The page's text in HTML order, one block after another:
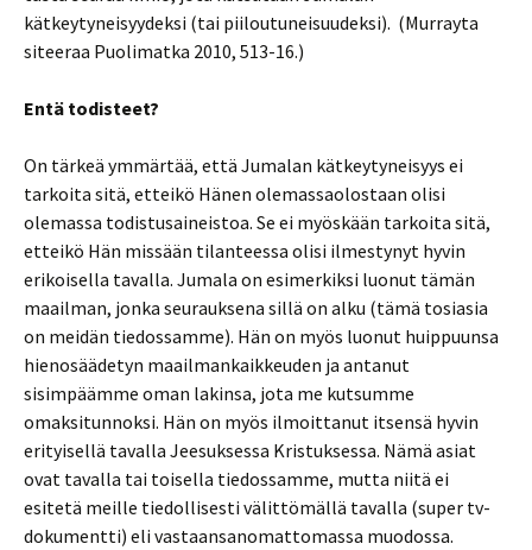
kätkeytyneisyydeksi (tai piiloutuneisuudeksi). (Murrayta
siteeraa Puolimatka 2010, 513-16.)
Entä todisteet?
On tärkeä ymmärtää, että Jumalan kätkeytyneisyys ei
tarkoita sitä, etteikö Hänen olemassaolostaan olisi
olemassa todistusaineistoa. Se ei myöskään tarkoita sitä,
etteikö Hän missään tilanteessa olisi ilmestynyt hyvin
erikoisella tavalla. Jumala on esimerkiksi luonut tämän
maailman, jonka seurauksena sillä on alku (tämä tosiasia
on meidän tiedossamme). Hän on myös luonut huippuunsa
hienosäädetyn maailmankaikkeuden ja antanut
sisimpäämme oman lakinsa, jota me kutsumme
omaksitunnoksi. Hän on myös ilmoittanut itsensä hyvin
erityisellä tavalla Jeesuksessa Kristuksessa. Nämä asiat
ovat tavalla tai toisella tiedossamme, mutta niitä ei
esitetä meille tiedollisesti välittömällä tavalla (super tv-
dokumentti) eli vastaansanomattomassa muodossa.